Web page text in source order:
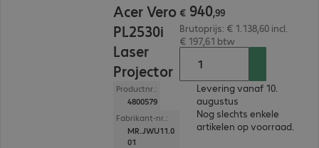
Acer Vero
PL2530i
Laser
Projector
Productnr.:
4800579
Fabrikant-nr.:
MR.JWU11.0
01
€ 940,99
Brutoprijs: € 1.138,60 incl.
€ 197,61 btw
Levering vanaf 10.
augustus
Nog slechts enkele
artikelen op voorraad.